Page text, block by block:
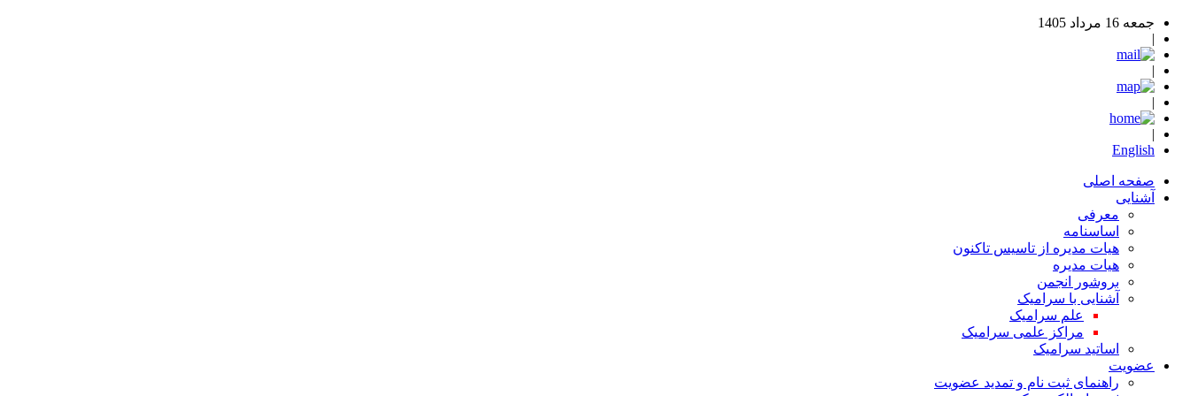
جمعه 16 مرداد 1405
|
|
|
|
English
صفحه اصلی
آشنایی
معرفی
اساسنامه
هیات مدیره از تاسیس تاکنون
هیات مدیره
بروشور انجمن
آشنایی با سرامیک
علم سرامیک
مراکز علمی سرامیک
اساتید سرامیک
عضویت
راهنمای ثبت نام و تمدید عضویت